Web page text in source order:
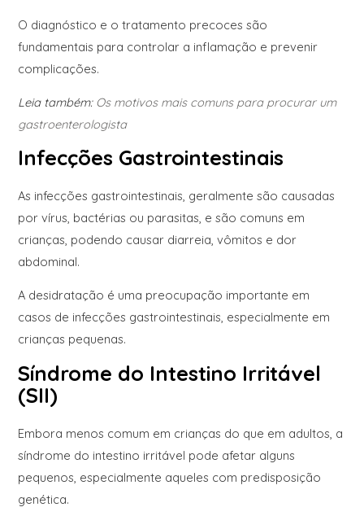
O diagnóstico e o tratamento precoces são
fundamentais para controlar a inflamação e prevenir
complicações.
Leia também: Os motivos mais comuns para procurar um
gastroenterologista
Infecções Gastrointestinais
As infecções gastrointestinais, geralmente são causadas
por vírus, bactérias ou parasitas, e são comuns em
crianças, podendo causar diarreia, vômitos e dor
abdominal.
A desidratação é uma preocupação importante em
casos de infecções gastrointestinais, especialmente em
crianças pequenas.
Síndrome do Intestino Irritável
(SII)
Embora menos comum em crianças do que em adultos, a
síndrome do intestino irritável pode afetar alguns
pequenos, especialmente aqueles com predisposição
genética.